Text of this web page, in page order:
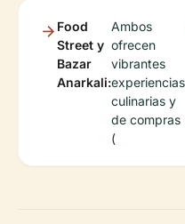
Food
Street y
Bazar
Anarkali:
Ambos
ofrecen
vibrantes
experiencias
culinarias y
de compras
(